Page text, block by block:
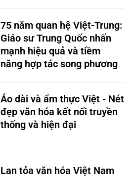
75 năm quan hệ Việt-Trung:
Giáo sư Trung Quốc nhấn
mạnh hiệu quả và tiềm
năng hợp tác song phương
Áo dài và ẩm thực Việt - Nét
đẹp văn hóa kết nối truyền
thống và hiện đại
Lan tỏa văn hóa Việt Nam